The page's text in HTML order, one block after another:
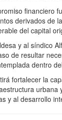
financiero
derivados de
del capital
y al síndico
de resultar
dentro
fortalecer la
urbana
y al desarrollo